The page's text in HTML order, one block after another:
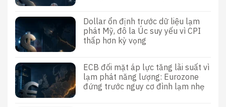
Dollar ổn định trước dữ liệu lạm
phát Mỹ, đô la Úc suy yếu vì CPI
thấp hơn kỳ vọng
ECB đối mặt áp lực tăng lãi suất vì
lạm phát năng lượng: Eurozone
đứng trước nguy cơ đình lạm nhẹ